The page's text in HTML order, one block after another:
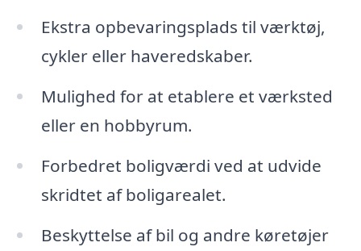
Ekstra opbevaringsplads til værktøj,
cykler eller haveredskaber.
Mulighed for at etablere et værksted
eller en hobbyrum.
Forbedret boligværdi ved at udvide
skridtet af boligarealet.
Beskyttelse af bil og andre køretøjer